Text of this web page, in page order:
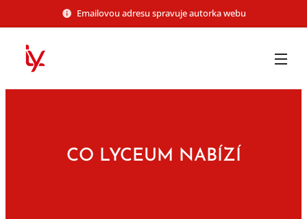
Emailovou adresu spravuje autorka webu
CO LYCEUM NABÍZÍ